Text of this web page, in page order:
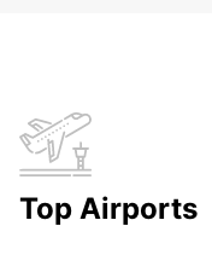
Top Airports